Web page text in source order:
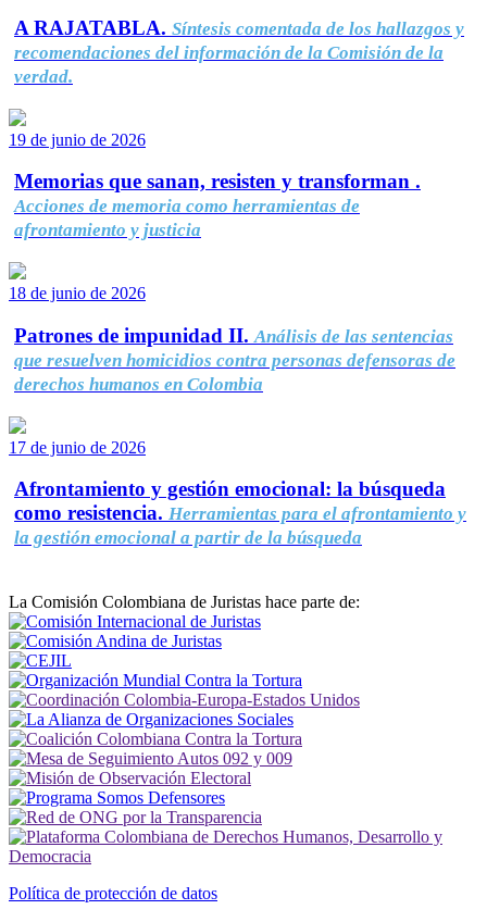
A RAJATABLA. Síntesis comentada de los hallazgos y
recomendaciones del información de la Comisión de la
verdad.
19 de junio de 2026
Memorias que sanan, resisten y transforman .
Acciones de memoria como herramientas de
afrontamiento y justicia
18 de junio de 2026
Patrones de impunidad II. Análisis de las sentencias
que resuelven homicidios contra personas defensoras de
derechos humanos en Colombia
17 de junio de 2026
Afrontamiento y gestión emocional: la búsqueda
como resistencia. Herramientas para el afrontamiento y
la gestión emocional a partir de la búsqueda
La Comisión Colombiana de Juristas hace parte de:
Política de protección de datos